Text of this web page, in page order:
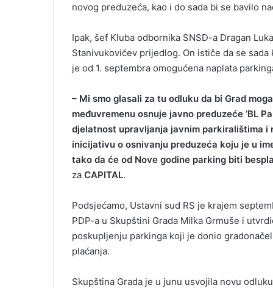
novog preduzeća, kao i do sada bi se bavilo
Ipak, šef Kluba odbornika SNSD-a Dragan
Stanivukovićev prijedlog. On ističe da se
je od 1. septembra omogućena naplata
– Mi smo glasali za tu odluku da bi Grad
međuvremenu osnuje javno preduzeće ‘BL
djelatnost upravljanja javnim parkiralištima i
inicijativu o osnivanju preduzeća koju je u
tako da će od Nove godine parking biti
za CAPITAL.
Podsjećamo, Ustavni sud RS je krajem
PDP-a u Skupštini Grada Milka Grmuše i
poskupljenju parkinga koji je donio
plaćanja.
Skupština Grada je u junu usvojila novu